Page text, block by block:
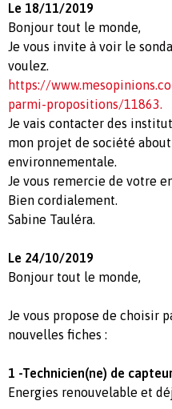
Le 18/11/2019
Bonjour tout le monde,
Je vous invite à voir le
voulez.
https://
parmi-propositions/11863.
Je vais contacter des
mon projet de société
environnementale.
Je vous remercie de votre
Bien cordialement.
Sabine Tauléra.
Le 24/10/2019
Bonjour tout le monde,
Je vous propose de choisir
nouvelles fiches :
1 -Technicien(ne) de
Energies renouvelable et